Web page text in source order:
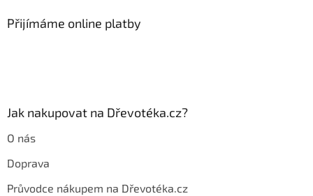
y
v
u
Přijímáme online platby
Jak nakupovat na Dřevotéka.cz?
O nás
Doprava
Průvodce nákupem na Dřevotéka.cz